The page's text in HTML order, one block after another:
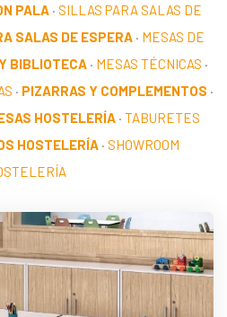
PALA · SILLAS PARA SALAS DE
SALAS DE ESPERA · MESAS DE
BIBLIOTECA · MESAS TÉCNICAS ·
· PIZARRAS Y COMPLEMENTOS ·
HOSTELERÍA · TABURETES
HOSTELERÍA · SHOWROOM